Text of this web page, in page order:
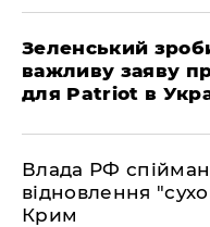
Зеленський
важливу заяву
для Patriot в
Влада РФ
відновлення
Крим